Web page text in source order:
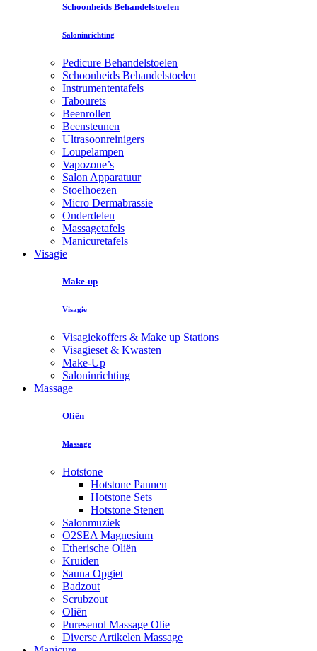
Schoonheids Behandelstoelen
Saloninrichting
Pedicure Behandelstoelen
Schoonheids Behandelstoelen
Instrumententafels
Tabourets
Beenrollen
Beensteunen
Ultrasoonreinigers
Loupelampen
Vapozone’s
Salon Apparatuur
Stoelhoezen
Micro Dermabrassie
Onderdelen
Massagetafels
Manicuretafels
Visagie
Make-up
Visagie
Visagiekoffers & Make up Stations
Visagieset & Kwasten
Make-Up
Saloninrichting
Massage
Oliën
Massage
Hotstone
Hotstone Pannen
Hotstone Sets
Hotstone Stenen
Salonmuziek
O2SEA Magnesium
Etherische Oliën
Kruiden
Sauna Opgiet
Badzout
Scrubzout
Oliën
Puresenol Massage Olie
Diverse Artikelen Massage